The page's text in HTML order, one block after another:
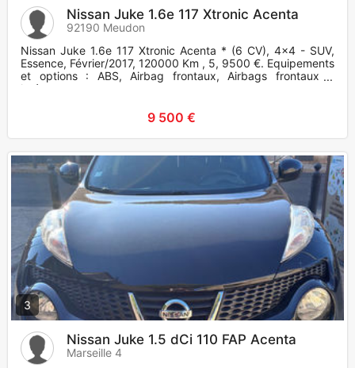
Nissan Juke 1.6e 117 Xtronic Acenta
92190 Meudon
Nissan Juke 1.6e 117 Xtronic Acenta * (6 CV), 4x4 - SUV,
Essence, Février/2017, 120000 Km , 5, 9500 €. Equipements
et options : ABS, Airbag frontaux, Airbags frontaux +
latéraux,
9 500 €
3
Nissan Juke 1.5 dCi 110 FAP Acenta
Marseille 4